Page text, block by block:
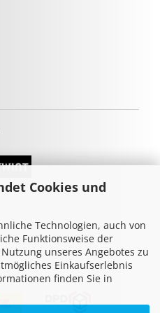
Cookies und
Technologien, auch von
Funktionsweise der
unseres Angebotes zu
Einkaufserlebnis
finden Sie in